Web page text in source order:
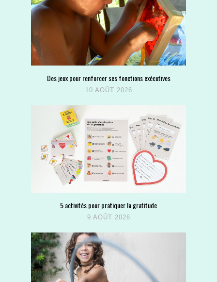
Des jeux pour renforcer ses fonctions exécutives
10 AOÛT 2026
5 activités pour pratiquer la gratitude
9 AOÛT 2026